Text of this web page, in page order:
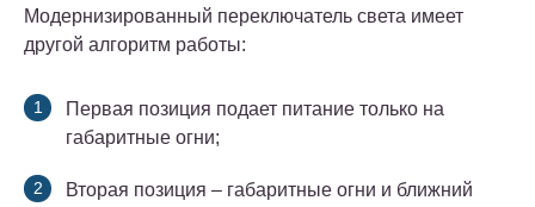
Модернизированный переключатель света имеет
другой алгоритм работы:
Первая позиция подает питание только на
габаритные огни;
Вторая позиция – габаритные огни и ближний